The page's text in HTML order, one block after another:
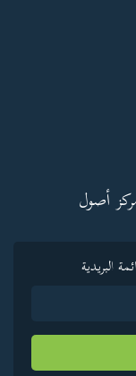
أصول
البريدية